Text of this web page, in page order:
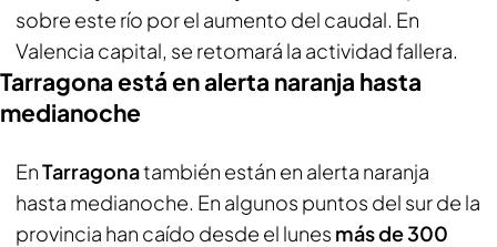
sobre este río por el aumento del caudal. En
Valencia capital, se retomará la actividad fallera.
Tarragona está en alerta naranja hasta
medianoche
EnTarragonatambién están en alerta naranja
hasta medianoche. En algunos puntos del sur de la
provincia han caído desde el lunes más de 300